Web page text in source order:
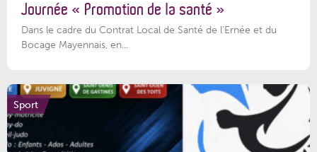
Journée « Promotion de la santé »
Dans le cadre du Contrat Local de Santé de l’Ernée et du
Bocage Mayennais, en...
Sport